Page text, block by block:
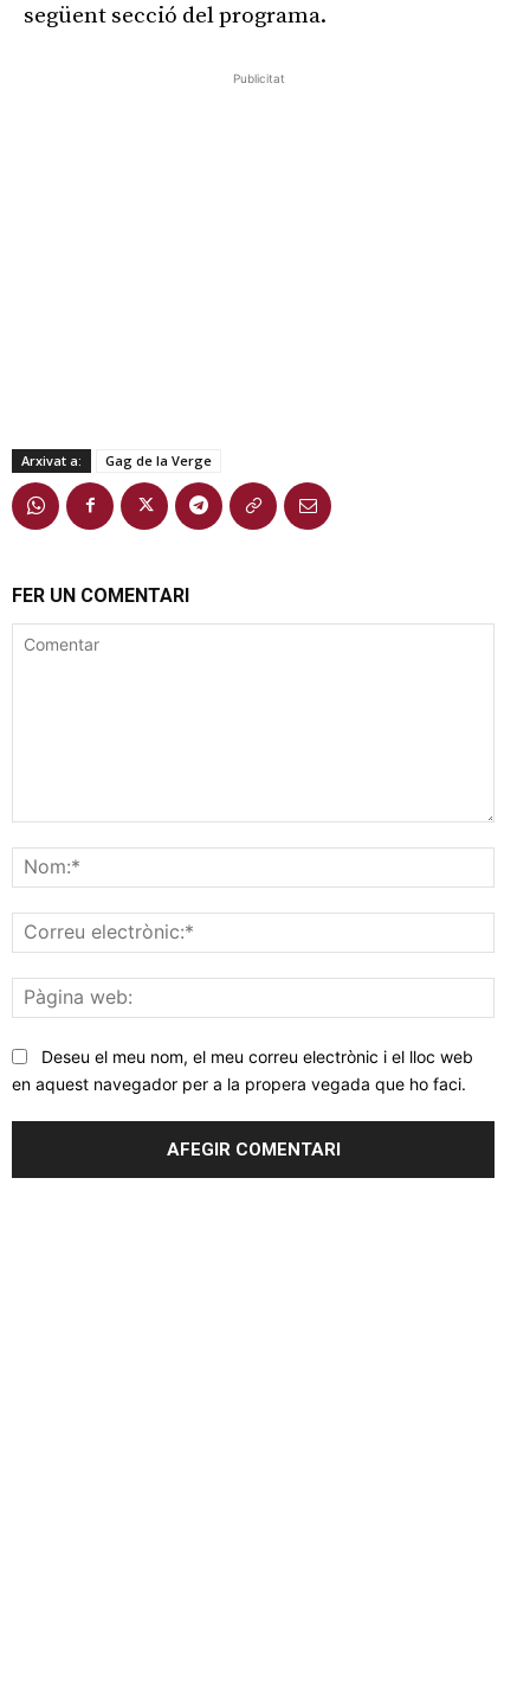
següent secció del programa.
Publicitat
Arxivat a: Gag de la Verge
FER UN COMENTARI
web:
Deseu el meu nom, el meu correu electrònic i el lloc web
en aquest navegador per a la propera vegada que ho faci.